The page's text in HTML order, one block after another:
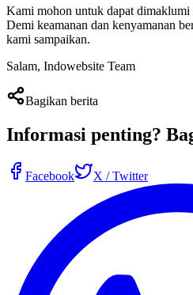
Kami mohon untuk dapat dimaklumi
Demi keamanan dan kenyamanan
kami sampaikan.
Salam, Indowebsite Team
Bagikan berita
Informasi penting?
Facebook X / Twitter